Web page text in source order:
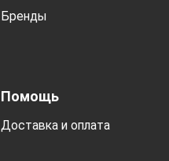
Бренды
Помощь
Доставка и оплата